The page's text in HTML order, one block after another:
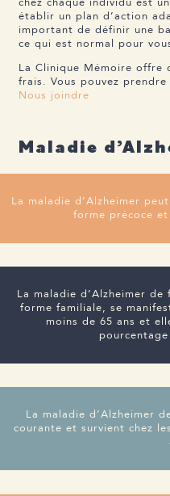
établir un plan d’action
important de définir une
ce qui est normal pour
La Clinique Mémoire offre
frais. Vous pouvez
Nous joindre
Maladie
La maladie d’Alzheimer
forme précoce
La maladie d’Alzheimer
forme familiale, se
moins de 65 ans et
La maladie d’Alzheimer
courante et survient chez